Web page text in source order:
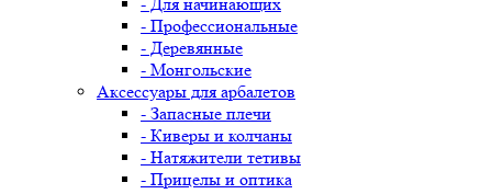
- Профессиональные
- Деревянные
- Монгольские
Аксессуары для арбалетов
- Запасные плечи
- Киверы и колчаны
- Натяжители тетивы
- Прицелы и оптика